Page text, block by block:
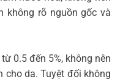
không rõ nguồn gốc và
0.5 đến 5%, không nên
cho da. Tuyệt đối không